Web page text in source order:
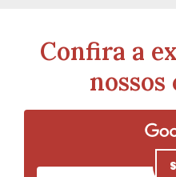
Confira a